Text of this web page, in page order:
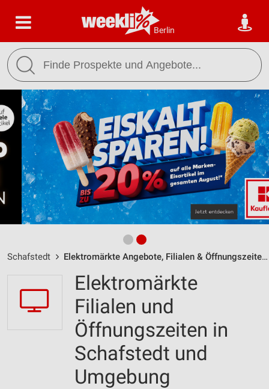
Berlin
Schafstedt Elektromärkte Angebote, Filialen & Öffnungszeiten
Elektromärkte
Filialen und
Öffnungszeiten in
Schafstedt und
Umgebung